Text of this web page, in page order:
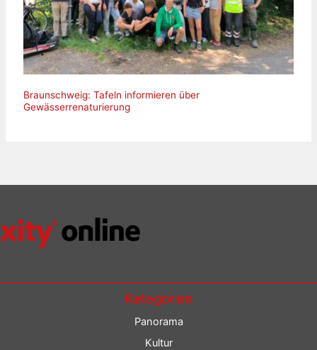
Braunschweig: Tafeln informieren über
Gewässerrenaturierung
Kategorien
Panorama
Kultur